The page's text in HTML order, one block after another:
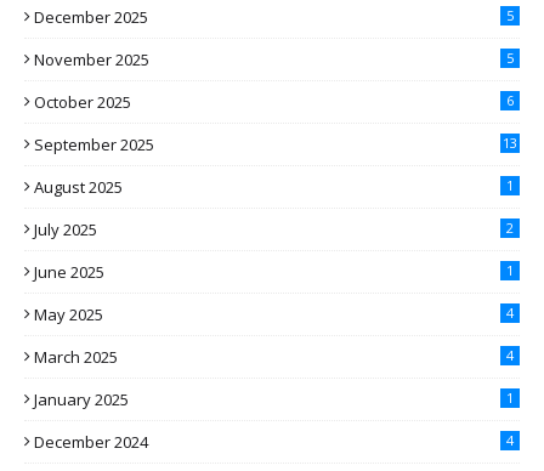
December 2025 5
November 2025 5
October 2025 6
September 2025 13
August 2025 1
July 2025 2
June 2025 1
May 2025 4
March 2025 4
January 2025 1
December 2024 4